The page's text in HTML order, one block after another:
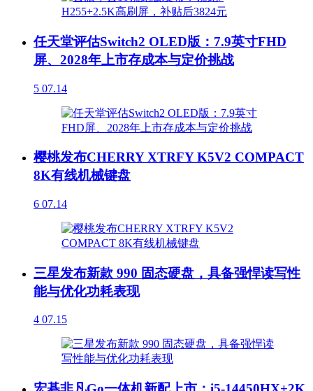
任天堂评估Switch2 OLED版：7.9英寸FHD
屏、2028年上市存成本与定价挑战
5 07.14
樱桃发布CHERRY XTRFY K5V2 COMPACT
8K有线机械键盘
6 07.14
三星发布新款 990 固态硬盘，具备强悍读写性
能与优化功耗表现
4 07.15